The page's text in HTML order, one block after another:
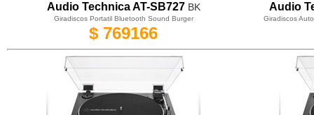
Audio Technica AT-SB727BK Audio
Giradiscos Portatil Bluetooth Sound Burger Giradiscos
$ 769166